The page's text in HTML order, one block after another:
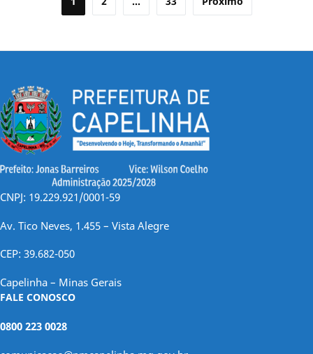
posts
CNPJ: 19.229.921/0001-59
Av. Tico Neves, 1.455 – Vista Alegre
CEP: 39.682-050
Capelinha – Minas Gerais
FALE CONOSCO
0800 223 0028